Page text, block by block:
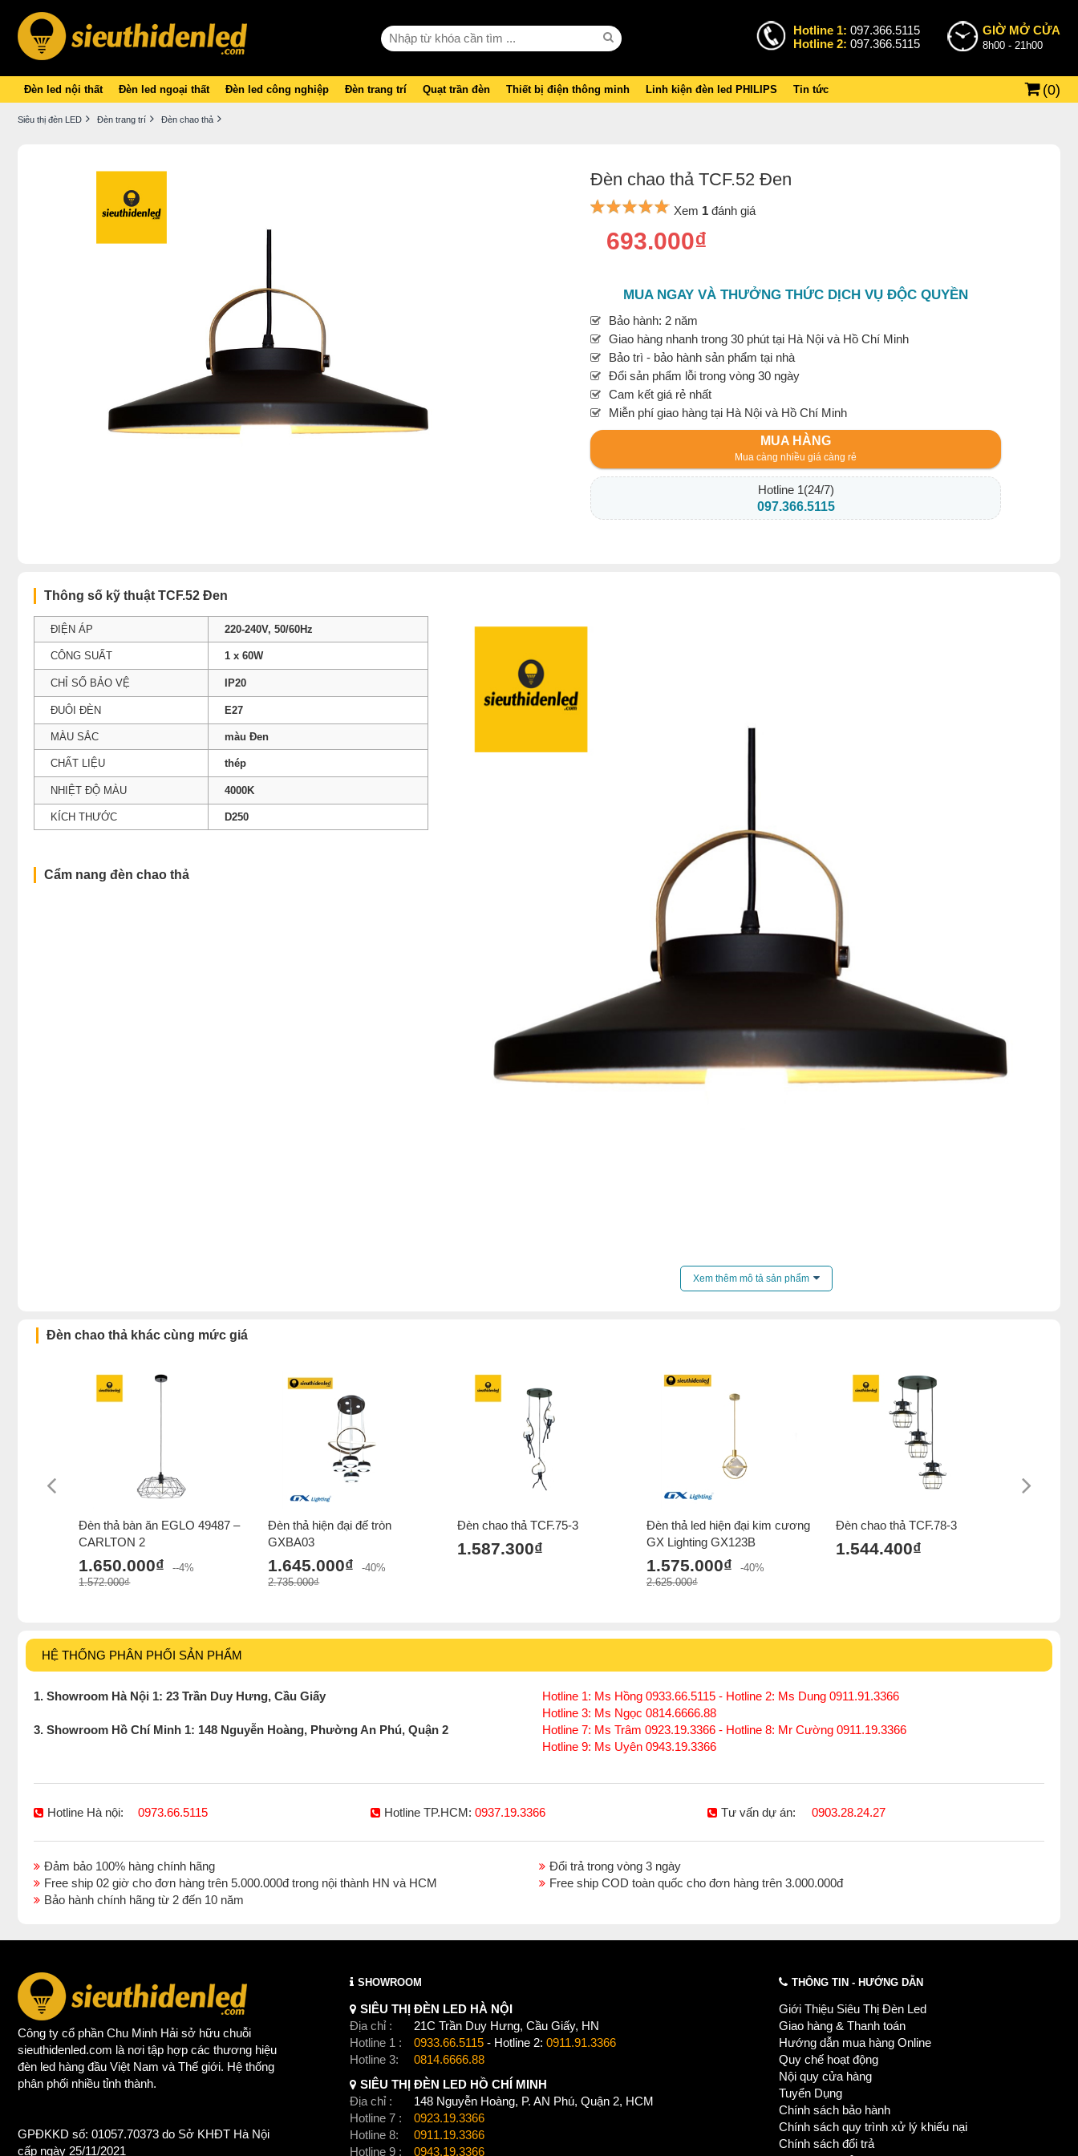
Hotline 1: 097.366.5115
Hotline 2: 097.366.5115
GIỜ MỞ CỬA
8h00 - 21h00
Đèn led nội thất Đèn led ngoại thất Đèn led công nghiệp Đèn trang trí Quạt trần đèn Thiết bị điện thông minh Linh kiện đèn led PHILIPS Tin tức (0)
Siêu thị đèn LED Đèn trang trí Đèn chao thả
Đèn chao thả TCF.52 Đen
Xem 1 đánh giá
693.000₫
MUA NGAY VÀ THƯỞNG THỨC DỊCH VỤ ĐỘC QUYỀN
Bảo hành: 2 năm
Giao hàng nhanh trong 30 phút tại Hà Nội và Hồ Chí Minh
Bảo trì - bảo hành sản phẩm tại nhà
Đổi sản phẩm lỗi trong vòng 30 ngày
Cam kết giá rẻ nhất
Miễn phí giao hàng tại Hà Nội và Hồ Chí Minh
MUA HÀNG
Mua càng nhiều giá càng rẻ
Hotline 1(24/7)
097.366.5115
Thông số kỹ thuật TCF.52 Ðen
ĐIỆN ÁP 220-240V, 50/60Hz
CÔNG SUẤT 1 x 60W
CHỈ SỐ BẢO VỆ IP20
ĐUÔI ĐÈN E27
MÀU SẮC màu Đen
CHẤT LIỆU thép
NHIỆT ĐỘ MÀU 4000K
KÍCH THƯỚC D250
Cẩm nang đèn chao thả
Đèn chao thả đèn thả đơn,Đèn chao thả dưới 1000k
Đèn chao thả biệt thự Đèn chao thả penthouse
Xem thêm mô tả sản phẩm
Đèn chao thả khác cùng mức giá
Đèn thả bàn ăn EGLO 49487 –
CARLTON 2
1.650.000₫
--4%
1.572.000₫
Đèn thả hiện đại đế tròn
GXBA03
1.645.000₫
-40%
2.735.000₫
Đèn chao thả TCF.75-3
1.587.300₫
Đèn thả led hiện đại kim cương
GX Lighting GX123B
1.575.000₫
-40%
2.625.000₫
Đèn chao thả TCF.78-3
1.544.400₫
HỆ THỐNG PHÂN PHỐI SẢN PHẨM
1. Showroom Hà Nội 1: 23 Trần Duy Hưng, Cầu Giấy
Hotline 1: Ms Hồng 0933.66.5115 - Hotline 2: Ms Dung 0911.91.3366
Hotline 3: Ms Ngọc 0814.6666.88
3. Showroom Hồ Chí Minh 1: 148 Nguyễn Hoàng, Phường An Phú, Quận 2
Hotline 7: Ms Trâm 0923.19.3366 - Hotline 8: Mr Cường 0911.19.3366
Hotline 9: Ms Uyên 0943.19.3366
Hotline Hà nội: 0973.66.5115 Hotline TP.HCM: 0937.19.3366 Tư vấn dự án: 0903.28.24.27
Đảm bảo 100% hàng chính hãng
Đổi trả trong vòng 3 ngày
Free ship 02 giờ cho đơn hàng trên 5.000.000đ trong nội thành HN và HCM
Free ship COD toàn quốc cho đơn hàng trên 3.000.000đ
Bảo hành chính hãng từ 2 đến 10 năm
Công ty cổ phần Chu Minh Hải sở hữu chuỗi
sieuthidenled.com là nơi tập hợp các thương hiệu
đèn led hàng đầu Việt Nam và Thế giới. Hệ thống
phân phối nhiều tỉnh thành.
GPĐKKD số: 01057.70373 do Sở KHĐT Hà Nội
cấp ngày 25/11/2021
SHOWROOM
SIÊU THỊ ĐÈN LED HÀ NỘI
Địa chỉ :
21C Trần Duy Hưng, Cầu Giấy, HN
Hotline 1 :
0933.66.5115 - Hotline 2: 0911.91.3366
Hotline 3:
0814.6666.88
SIÊU THỊ ĐÈN LED HỒ CHÍ MINH
Địa chỉ :
148 Nguyễn Hoàng, P. AN Phú, Quận 2, HCM
Hotline 7 :
0923.19.3366
Hotline 8:
0911.19.3366
Hotline 9 :
0943.19.3366
THÔNG TIN - HƯỚNG DẪN
Giới Thiệu Siêu Thị Đèn Led
Giao hàng & Thanh toán
Hướng dẫn mua hàng Online
Quy chế hoạt động
Nội quy cửa hàng
Tuyển Dụng
Chính sách bảo hành
Chính sách quy trình xử lý khiếu nại
Chính sách đổi trả